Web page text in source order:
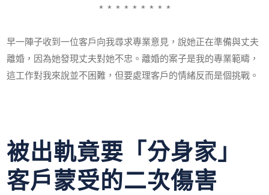
* * * * * * * * *
早一陣子收到一位客戶向我尋求專業意見，說她正在準備與丈夫
離婚，因為她發現丈夫對她不忠。離婚的案子是我的專業範疇，
這工作對我來說並不困難，但要處理客戶的情緒反而是個挑戰。
被出軌竟要「分身家」
客戶蒙受的二次傷害